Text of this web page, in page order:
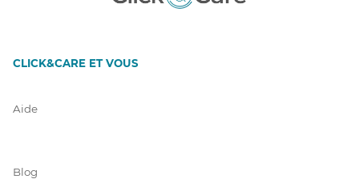
CLICK&CARE ET VOUS
Aide
Blog